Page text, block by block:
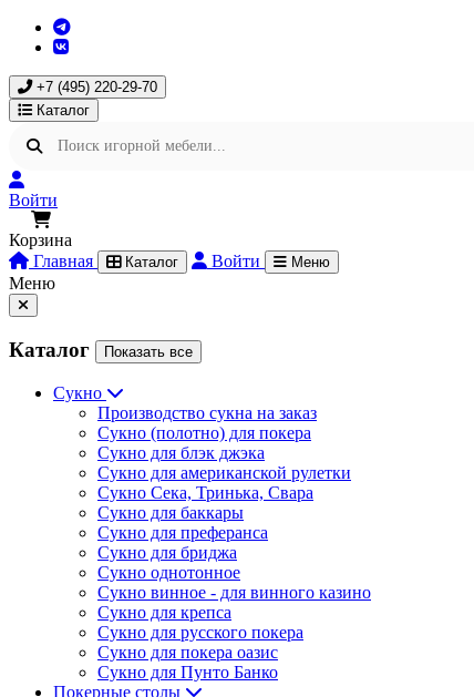
+7 (495) 220-29-70
Каталог
Войти
Корзина
Главная
Каталог Войти Меню
Меню
Каталог Показать все
Сукно
Производство сукна на заказ
Сукно (полотно) для покера
Сукно для блэк джэка
Сукно для американской рулетки
Сукно Сека, Тринька, Свара
Сукно для баккары
Сукно для преферанса
Сукно для бриджа
Сукно однотонное
Сукно винное - для винного казино
Сукно для крепса
Сукно для русского покера
Сукно для покера оазис
Сукно для Пунто Банко
Покерные столы